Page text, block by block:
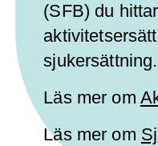
(SFB) du
sjukersättning.
Läs mer om
Läs mer om